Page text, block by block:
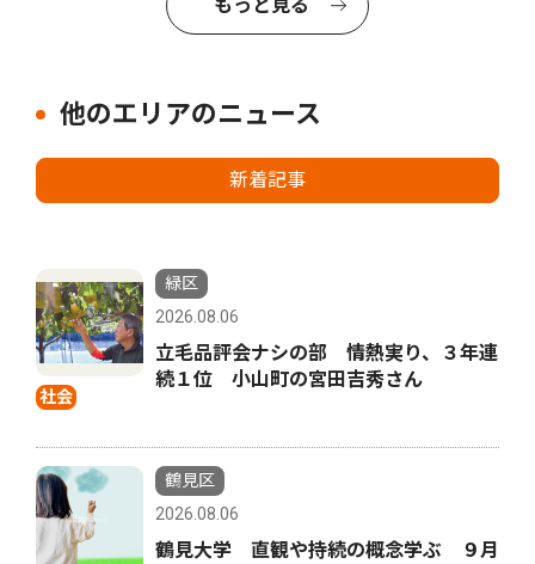
もっと見る
他のエリアのニュース
新着記事
社会
緑区
2026.08.06
立毛品評会ナシの部 情熱実り、３年連
続１位 小山町の宮田吉秀さん
鶴見区
2026.08.06
鶴見大学 直観や持続の概念学ぶ ９月